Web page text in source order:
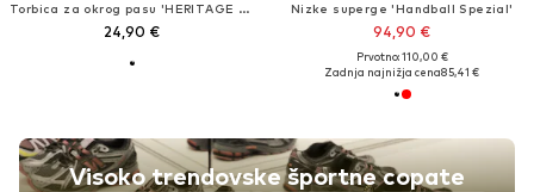
Torbica za okrog pasu 'HERITAGE 2.0'
24,90 €
Visoko trendovske športne copate
Nizke superge 'Handball Spezial'
94,90 €
Prvotno: 110,00 €
Zadnja najnižja cena85,41 €